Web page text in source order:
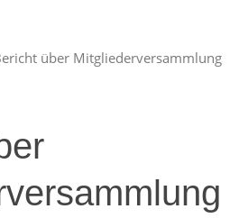
über Mitgliederversammlung